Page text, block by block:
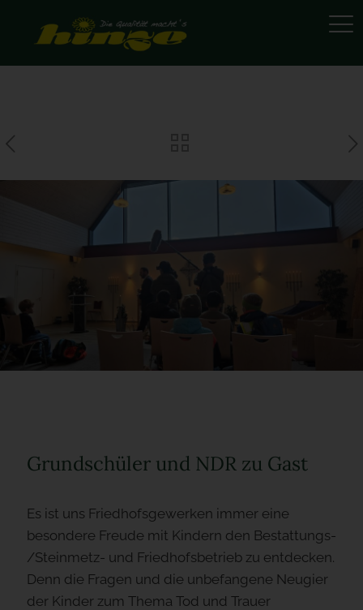
Grundschüler und NDR zu Gast
Es ist uns Friedhofsgewerken immer eine
besondere Freude mit Kindern den Bestattungs-
/Steinmetz- und Friedhofsbetrieb zu entdecken.
Denn die Fragen und die unbefangene Neugier
der Kinder zum Thema Tod und Trauer